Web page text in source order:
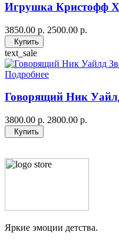
Игрушка Кристофф
3850.00 р. 2500.00 р.
Купить
text_sale
Подробнее
Говорящий Ник
3800.00 р. 2800.00 р.
Купить
Яркие эмоции детства.